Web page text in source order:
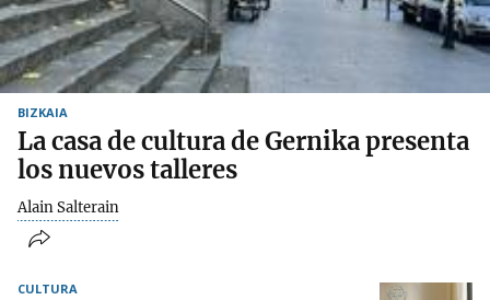
BIZKAIA
La casa de cultura de Gernika presenta
los nuevos talleres
Alain Salterain
CULTURA